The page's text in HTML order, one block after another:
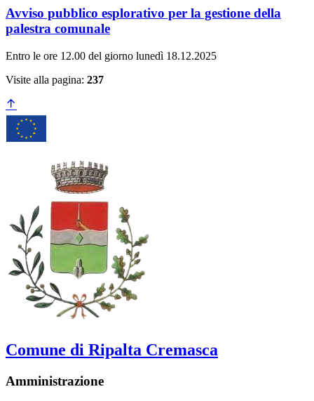
Avviso pubblico esplorativo per la gestione della
palestra comunale
Entro le ore 12.00 del giorno lunedì 18.12.2025
Visite alla pagina: 237
Comune di Ripalta Cremasca
Amministrazione